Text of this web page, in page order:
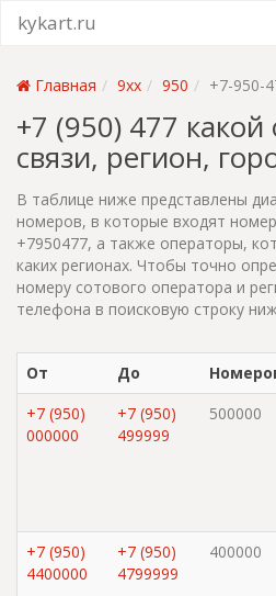
kykart.ru
Главная 9xx 950 +7-950-
+7 (950) 477
связи, регион,
В таблице ниже представлены
номеров, в которые входят
+7950477, а также операторы,
каких регионах. Чтобы точно
номеру сотового оператора и
телефона в поисковую строку
От До
+7 (950)
000000
+7 (950)
499999
500000
+7 (950)
4400000
+7 (950)
4799999
400000